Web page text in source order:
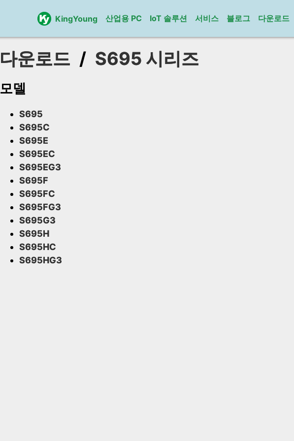
KingYoung 산업용 PC IoT 솔루션 서비스 블로그 다운로드
다운로드 / S695 시리즈
모델
S695
S695C
S695E
S695EC
S695EG3
S695F
S695FC
S695FG3
S695G3
S695H
S695HC
S695HG3